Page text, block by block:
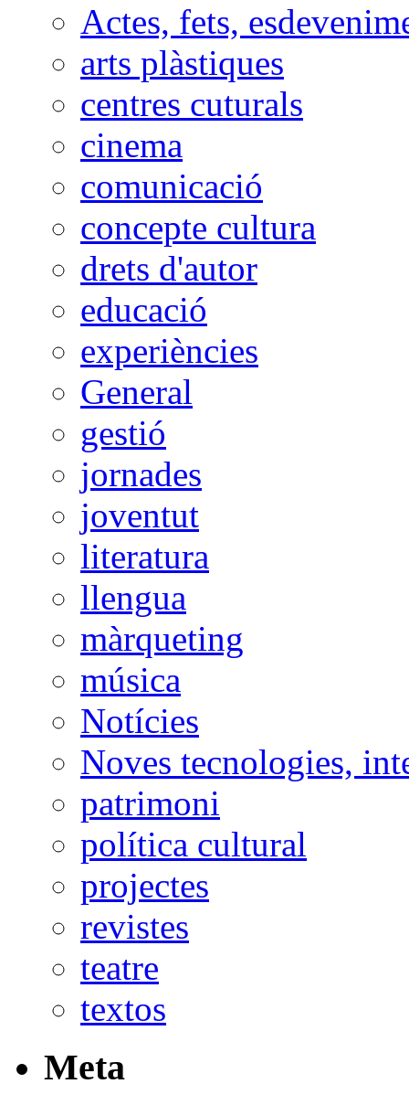
Actes, fets,
arts plàstiques
centres cuturals
cinema
comunicació
concepte cultura
drets d'autor
educació
experiències
General
gestió
jornades
joventut
literatura
llengua
màrqueting
música
Notícies
Noves tecnologies,
patrimoni
política cultural
projectes
revistes
teatre
textos
Meta